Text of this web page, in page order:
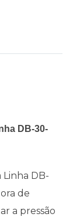
DB-30-
Linha DB-
de
a pressão